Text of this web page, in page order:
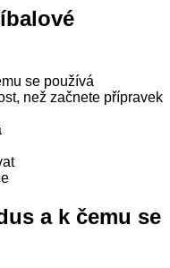
se používá
než začnete přípravek
a k čemu se